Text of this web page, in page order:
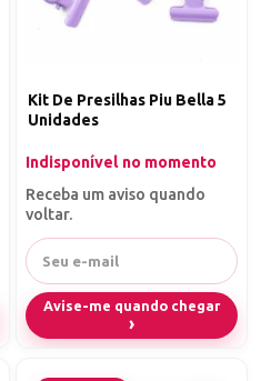
Kit De Presilhas Piu Bella 5
Unidades
Indisponível no momento
Receba um aviso quando
voltar.
Avise-me quando chegar